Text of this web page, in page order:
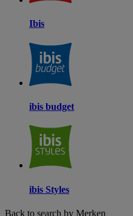
Ibis
ibis budget
ibis Styles
Back to search by Merken